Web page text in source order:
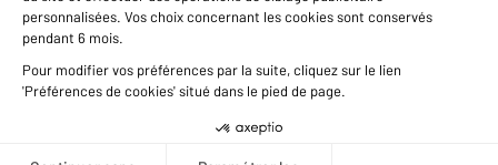
Nous contacter
Données personnelles